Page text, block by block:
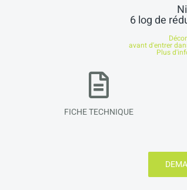
6 log de
avant d'entrer
Plus
FICHE TECHNIQUE